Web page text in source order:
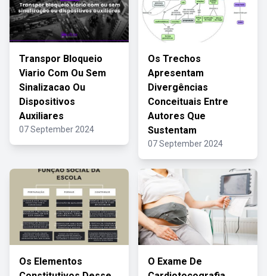
Transpor Bloqueio
Viario Com Ou Sem
Sinalizacao Ou
Dispositivos
Auxiliares
07 September 2024
Os Trechos
Apresentam
Divergências
Conceituais Entre
Autores Que
Sustentam
07 September 2024
Os Elementos
O Exame De